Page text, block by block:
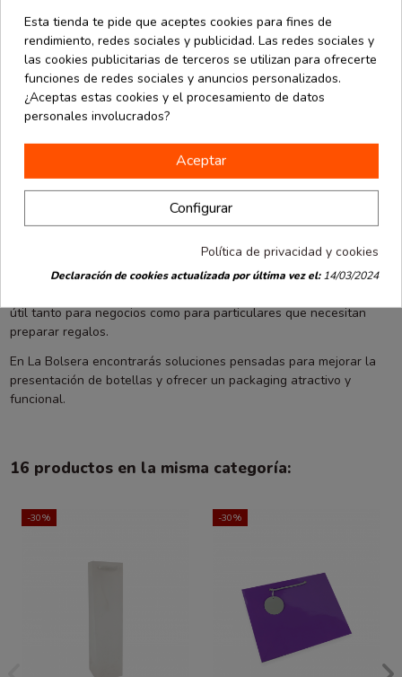
transporte y presentación.
El asa tipo lazo aporta un toque decorativo que mejora la estética
del packaging, convirtiendo la bolsa en una opción ideal para
regalos o celebraciones. Este detalle permite entregar la botella
directamente, sin necesidad de utilizar papel de regalo adicional.
Gracias a su estructura, la botella queda bien sujeta durante el
transporte, evitando movimientos innecesarios y aportando mayor
seguridad.
Este tipo de bolsa es muy utilizada en vinotecas, tiendas gourmet
o comercios que venden bebidas para ocasiones especiales.
También resulta muy práctica en eventos o campañas
útil tanto para negocios como para particulares que necesitan
preparar regalos.
En La Bolsera encontrarás soluciones pensadas para mejorar la
presentación de botellas y ofrecer un packaging atractivo y
funcional.
16 productos en la misma categoría:
-30% -30%
Esta tienda te pide que aceptes cookies para fines de
rendimiento, redes sociales y publicidad. Las redes sociales y
las cookies publicitarias de terceros se utilizan para ofrecerte
funciones de redes sociales y anuncios personalizados.
¿Aceptas estas cookies y el procesamiento de datos
personales involucrados?
Aceptar
Configurar
Política de privacidad y cookies
Declaración de cookies actualizada por última vez el:14/03/2024